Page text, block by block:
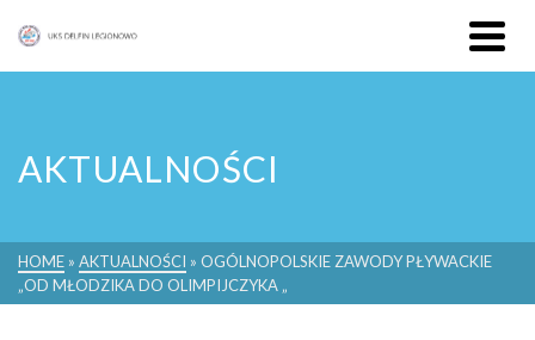
AKTUALNOŚCI
HOME » AKTUALNOŚCI » OGÓLNOPOLSKIE ZAWODY PŁYWACKIE
„OD MŁODZIKA DO OLIMPIJCZYKA „